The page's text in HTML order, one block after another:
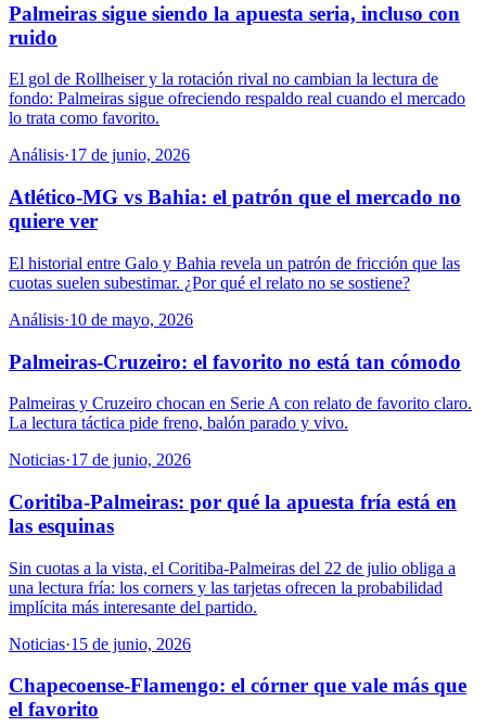
Palmeiras sigue siendo la apuesta seria, incluso con
ruido
El gol de Rollheiser y la rotación rival no cambian la lectura de
fondo: Palmeiras sigue ofreciendo respaldo real cuando el mercado
lo trata como favorito.
Análisis·17 de junio, 2026
Atlético-MG vs Bahia: el patrón que el mercado no
quiere ver
El historial entre Galo y Bahia revela un patrón de fricción que las
cuotas suelen subestimar. ¿Por qué el relato no se sostiene?
Análisis·10 de mayo, 2026
Palmeiras-Cruzeiro: el favorito no está tan cómodo
Palmeiras y Cruzeiro chocan en Serie A con relato de favorito claro.
La lectura táctica pide freno, balón parado y vivo.
Noticias·17 de junio, 2026
Coritiba-Palmeiras: por qué la apuesta fría está en
las esquinas
Sin cuotas a la vista, el Coritiba-Palmeiras del 22 de julio obliga a
una lectura fría: los corners y las tarjetas ofrecen la probabilidad
implícita más interesante del partido.
Noticias·15 de junio, 2026
Chapecoense-Flamengo: el córner que vale más que
el favorito